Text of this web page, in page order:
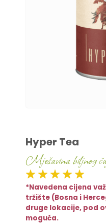
Hyper Tea
Mješavina biljnog
*Navedena cijena
tržište (Bosna i
druge lokacije, pod
moguća.